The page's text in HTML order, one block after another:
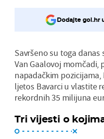
Dodajte gol.hr
Savršeno su toga danas
Van Gaalovoj momčadi,
napadačkim pozicijama,
ljetos Bavarci u vlastite
rekordnih 35 milijuna
Tri vijesti o